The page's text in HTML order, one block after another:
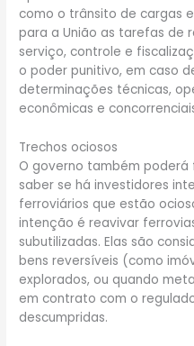
como o trânsito de cargas
para a União as tarefas de
serviço, controle e
o poder punitivo, em caso
determinações técnicas,
econômicas e
Trechos ociosos
O governo também
saber se há investidores
ferroviários que estão
intenção é reavivar
subutilizadas. Elas são
bens reversíveis (como
explorados, ou quando
em contrato com o
descumpridas.